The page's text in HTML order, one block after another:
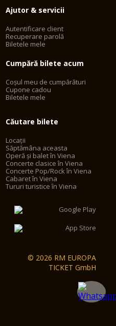
Ajutor & servicii
Autentificare client
Recuperare parolă
Biletele mele
Cumpără bilete acum
Coșul meu de cumpărături
Cupone cadou
Biletele mele
Căutare bilete
Locații
Săptămâna aceasta
Operă și balet în Viena
Concerte clasice în Viena
Concerte Pop/Rock în Viena
Cabaret în Viena
Tururi turistice în Viena
© 2026 RM EUROPA
TICKET GmbH